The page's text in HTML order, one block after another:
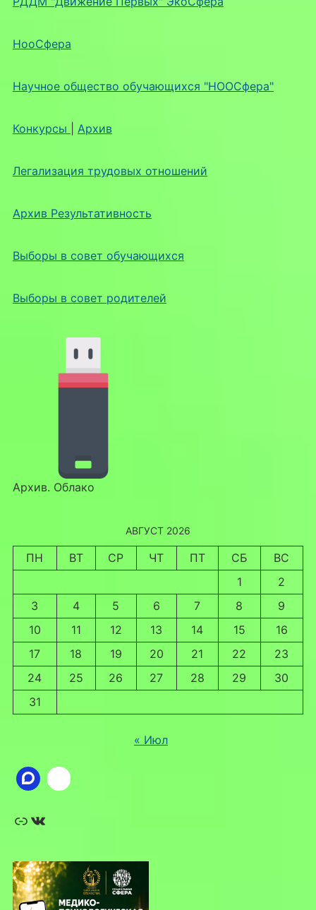
НооСфера
Научное общество обучающихся "НООСфера"
Конкурсы Архив
Легализация трудовых отношений
Архив Результативность
Выборы в совет обучающихся
Выборы в совет родителей
Архив. Облако
АВГУСТ 2026
ПН ВТ СР ЧТ ПТ СБ
ВС
1
2
3
4 5 6 7 8
9
10
11 12 13 14 15
16
17
18 19 20 21 22
23
24
25 26 27 28 29
30
31
« Июл